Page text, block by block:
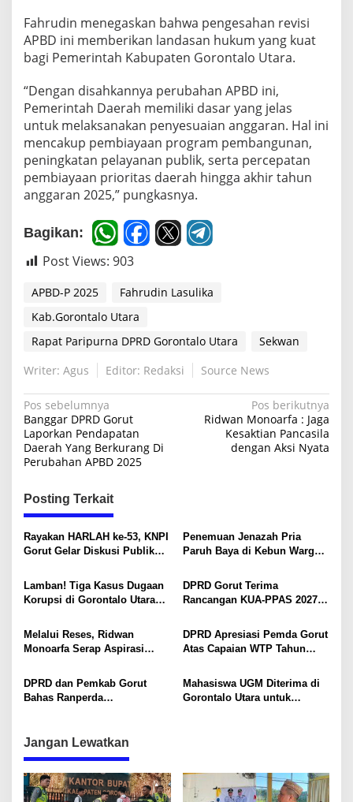
Fahrudin menegaskan bahwa pengesahan revisi
APBD ini memberikan landasan hukum yang kuat
bagi Pemerintah Kabupaten Gorontalo Utara.
“Dengan disahkannya perubahan APBD ini,
Pemerintah Daerah memiliki dasar yang jelas
untuk melaksanakan penyesuaian anggaran. Hal ini
mencakup pembiayaan program pembangunan,
peningkatan pelayanan publik, serta percepatan
pembiayaan prioritas daerah hingga akhir tahun
anggaran 2025,” pungkasnya.
Bagikan:
Post Views: 903
APBD-P 2025
Fahrudin Lasulika
Kab.Gorontalo Utara
Rapat Paripurna DPRD Gorontalo Utara
Sekwan
Writer: Agus
Editor: Redaksi Source News
N
a
v
g
a
s
p
o
s
Pos sebelumnya
Banggar DPRD Gorut
Laporkan Pendapatan
Daerah Yang Berkurang Di
Perubahan APBD 2025
Pos berikutnya
Ridwan Monoarfa : Jaga
Kesaktian Pancasila
dengan Aksi Nyata
Posting Terkait
Rayakan HARLAH ke-53, KNPI
Gorut Gelar Diskusi Publik
G.30PB
Penemuan Jenazah Pria
Paruh Baya di Kebun Warga
Lamban! Tiga Kasus Dugaan
Korupsi di Gorontalo Utara
DPRD Gorut Terima
Rancangan KUA-PPAS 2027,
Segera Bahas
Melalui Reses, Ridwan
Monoarfa Serap Aspirasi
DPRD Apresiasi Pemda Gorut
Atas Capaian WTP Tahun
Nurdin: Bukti Tata Kelola
Keuangan yang Akuntabel
DPRD dan Pemkab Gorut
Bahas Ranperda
Mahasiswa UGM Diterima di
Gorontalo Utara untuk
Jangan Lewatkan